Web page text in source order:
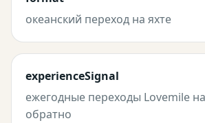
океанский переход на яхте
experienceSignal
ежегодные переходы Lovemile
обратно